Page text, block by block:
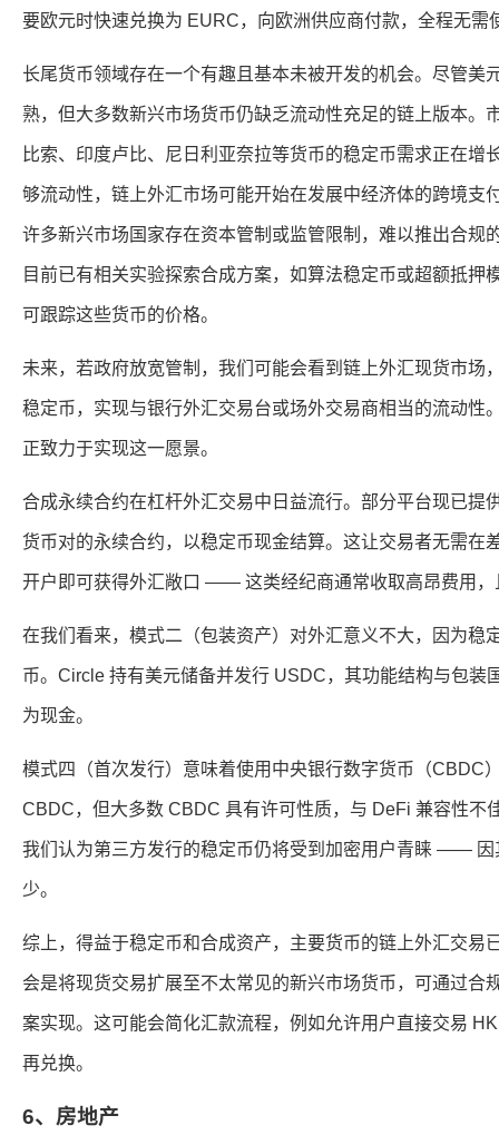
要欧元时快速兑换为 EURC，向欧洲供应商付款，全程无需
长尾货币领域存在一个有趣且基本未被开发的机会。尽管美
熟，但大多数新兴市场货币仍缺乏流动性充足的链上版本。
比索、印度卢比、尼日利亚奈拉等货币的稳定币需求正在增
够流动性，链上外汇市场可能开始在发展中经济体的跨境支
许多新兴市场国家存在资本管制或监管限制，难以推出合规
目前已有相关实验探索合成方案，如算法稳定币或超额抵押
可跟踪这些货币的价格。
未来，若政府放宽管制，我们可能会看到链上外汇现货市场
稳定币，实现与银行外汇交易台或场外交易商相当的流动性
正致力于实现这一愿景。
合成永续合约在杠杆外汇交易中日益流行。部分平台现已提
货币对的永续合约，以稳定币现金结算。这让交易者无需在
开户即可获得外汇敞口 —— 这类经纪商通常收取高昂费用，
在我们看来，模式二（包装资产）对外汇意义不大，因为稳
币。Circle 持有美元储备并发行 USDC，其功能结构与包装
为现金。
模式四（首次发行）意味着使用中央银行数字货币（CBDC
CBDC，但大多数 CBDC 具有许可性质，与 DeFi 兼容性不
我们认为第三方发行的稳定币仍将受到加密用户青睐 —— 因
少。
综上，得益于稳定币和合成资产，主要货币的链上外汇交易
会是将现货交易扩展至不太常见的新兴市场货币，可通过合
案实现。这可能会简化汇款流程，例如允许用户直接交易
再兑换。
6、房地产